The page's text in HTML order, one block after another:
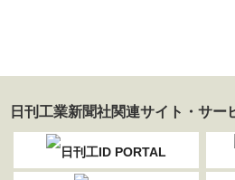
日刊工業新聞社関連サイト・サー